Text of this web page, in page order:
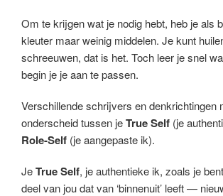
Om te krijgen wat je nodig hebt, heb je als
kleuter maar weinig middelen. Je kunt
schreeuwen, dat is het. Toch leer je snel
begin je je aan te passen.
Verschillende schrijvers en denkrichtingen
onderscheid tussen jeTrue Self (je
Role-Self (je aangepaste ik).
JeTrue Self, je authentieke ik, zoals je
deel van jou dat van ‘binnenuit’ leeft —